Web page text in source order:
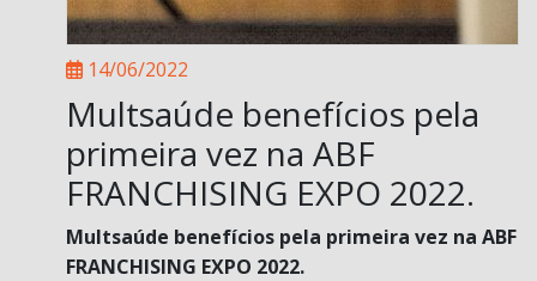
14/06/2022
Multsaúde benefícios pela
primeira vez na ABF
FRANCHISING EXPO 2022.
Multsaúde benefícios pela primeira vez na ABF
FRANCHISING EXPO 2022.